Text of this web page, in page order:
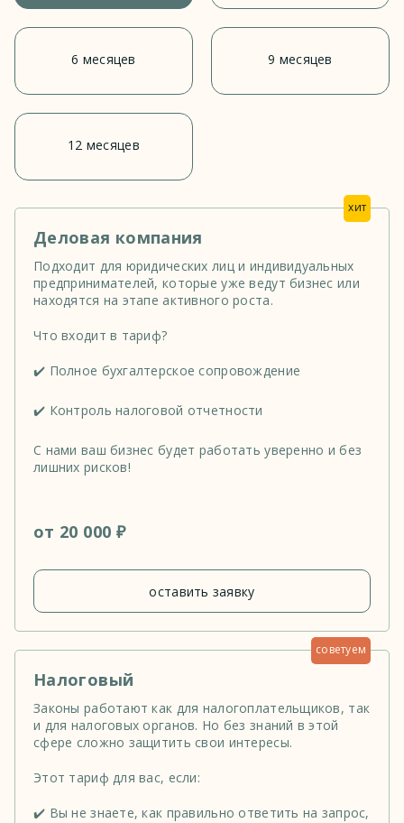
6 месяцев 9 месяцев
12 месяцев
хит
Деловая компания
Подходит для юридических лиц и индивидуальных
предпринимателей, которые уже ведут бизнес или
находятся на этапе активного роста.
Что входит в тариф?
✔️ Полное бухгалтерское сопровождение
✔️ Контроль налоговой отчетности
С нами ваш бизнес будет работать уверенно и без
лишних рисков!
от 20 000 ₽
оставить заявку
советуем
Налоговый
Законы работают как для налогоплательщиков, так
и для налоговых органов. Но без знаний в этой
сфере сложно защитить свои интересы.
Этот тариф для вас, если:
✔️ Вы не знаете, как правильно ответить на запрос,